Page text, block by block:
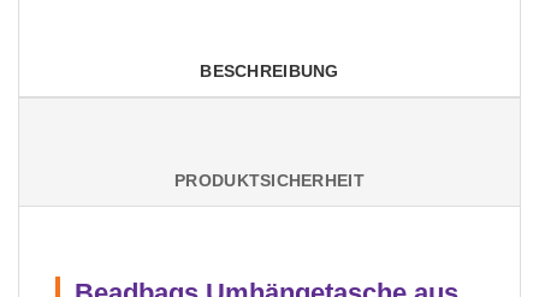
BESCHREIBUNG
PRODUKTSICHERHEIT